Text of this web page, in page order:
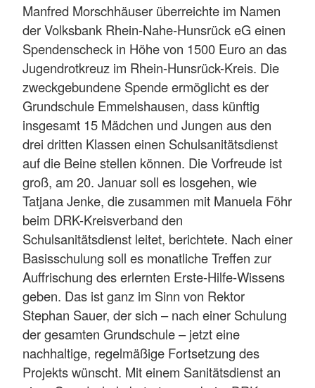
Manfred Morschhäuser überreichte im Namen
der Volksbank Rhein-Nahe-Hunsrück eG einen
Spendenscheck in Höhe von 1500 Euro an das
Jugendrotkreuz im Rhein-Hunsrück-Kreis. Die
zweckgebundene Spende ermöglicht es der
Grundschule Emmelshausen, dass künftig
insgesamt 15 Mädchen und Jungen aus den
drei dritten Klassen einen Schulsanitätsdienst
auf die Beine stellen können. Die Vorfreude ist
groß, am 20. Januar soll es losgehen, wie
Tatjana Jenke, die zusammen mit Manuela Föhr
beim DRK-Kreisverband den
Schulsanitätsdienst leitet, berichtete. Nach einer
Basisschulung soll es monatliche Treffen zur
Auffrischung des erlernten Erste-Hilfe-Wissens
geben. Das ist ganz im Sinn von Rektor
Stephan Sauer, der sich – nach einer Schulung
der gesamten Grundschule – jetzt eine
nachhaltige, regelmäßige Fortsetzung des
Projekts wünscht. Mit einem Sanitätsdienst an